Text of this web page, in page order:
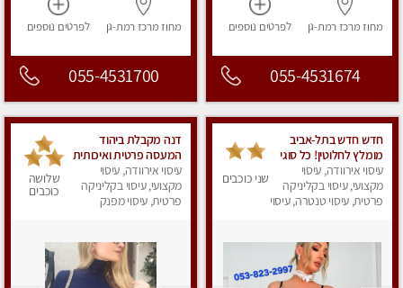
מחוז מרכז רמת-גן לפרטים נוספים
055-4531674
מחוז מרכז רמת-גן לפרטים נוספים
055-4531700
חדש חדש בתל-אביב
מומלץ לחלוטין! כל סוגי
העיסויים מעסה מקצועית
ואיכותית פרטי!!!
עיסוי אירוודה, עיסוי
מקצועי, עיסוי בקליניקה
פרטית, עיסוי טנטרה, עיסוי
שני כוכבים
דנה מקבלת ביהוד
המעסה פרטית ואיכותית
לבד ביהוד .vip לאמידים
בלבד !
עיסוי אירוודה, עיסוי
מקצועי, עיסוי בקליניקה
פרטית, עיסוי מפנק
שלושה
כוכבים